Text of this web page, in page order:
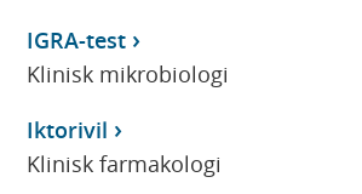
IGRA-test
Klinisk mikrobiologi
Iktorivil
Klinisk farmakologi